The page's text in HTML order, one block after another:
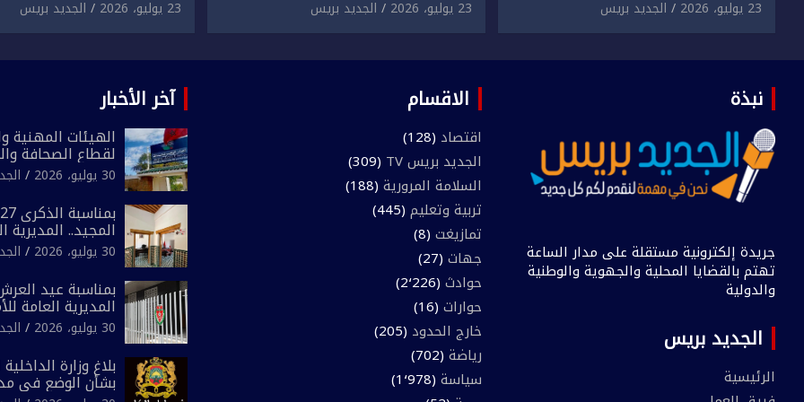
مادي.
23 يوليو، 2026 الجديد بريس
في حق سائح أجنبي.
23 يوليو، 2026 الجديد بريس
ومحاولة إضرام النار عمدا.
23 يوليو، 2026 الجديد بريس
نبذة
جريدة إلكترونية مستقلة على مدار الساعة
تهتم بالقضايا المحلية والجهوية والوطنية
والدولية
الجديد بريس
الرئيسية
الاقسام
اقتصاد (128)
الجديد بريس TV
(309)
السلامة المرورية (188)
تربية وتعليم (445)
تمازيغت (8)
جهات (27)
حوادث (2٬226)
حوارات (16)
خارج الحدود (205)
رياضة (702)
سياسة (1٬978)
آخر الأخبار
الهيئات المهنية
لقطاع الصحافة
المغرب تعلن
لـ”أي أجندة
مقاس سياسي
30 يوليو، 2026
المجيد.. المديرية
الوطني تفتتح
لفرقة الشرطة
30 يوليو، 2026
بمناسبة عيد
المديرية العامة
تعزز البنية الأمنية
بإحداث فرقتين
30 يوليو، 2026
بلاغ وزارة
بشأن الوضع في